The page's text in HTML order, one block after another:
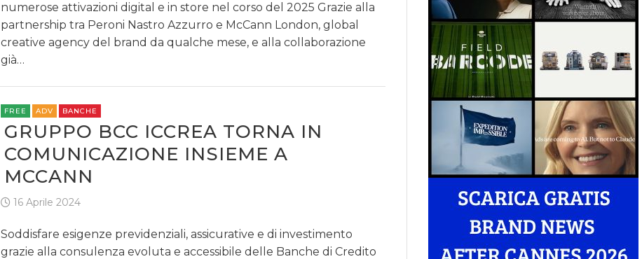
numerose attivazioni digital e in store nel corso del 2025 Grazie alla
partnership tra Peroni Nastro Azzurro e McCann London, global
creative agency del brand da qualche mese, e alla collaborazione
già…
FREE ADV BANCHE
GRUPPO BCC ICCREA TORNA IN
COMUNICAZIONE INSIEME A
MCCANN
16 Aprile 2024
Soddisfare esigenze previdenziali, assicurative e di investimento
grazie alla consulenza evoluta e accessibile delle Banche di Credito